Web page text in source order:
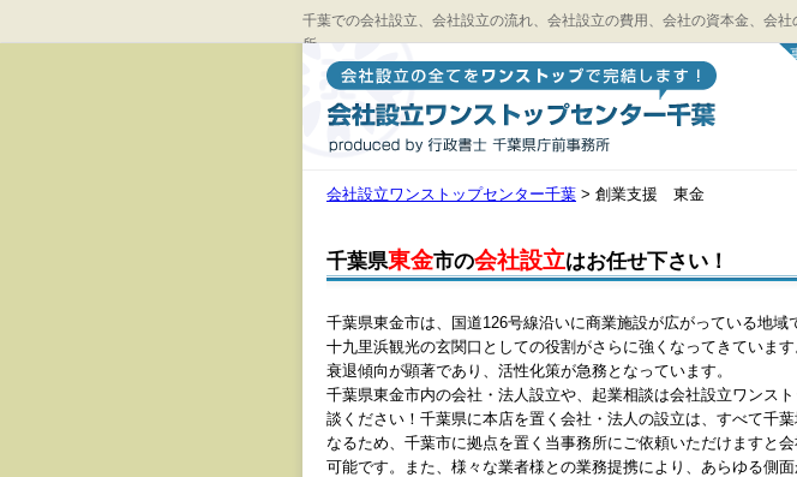
千葉での会社設立、会社設立の流れ、会社設立の費用、会社の資本金、会
所
会社設立ワンストップセンター千葉 > 創業支援 東金
千葉県東金市の会社設立はお任せ下さい！
千葉県東金市は、国道126号線沿いに商業施設が広がっている地域
十九里浜観光の玄関口としての役割がさらに強くなってきていま
衰退傾向が顕著であり、活性化策が急務となっています。
千葉県東金市内の会社・法人設立や、起業相談は会社設立ワンス
談ください！千葉県に本店を置く会社・法人の設立は、すべて千
なるため、千葉市に拠点を置く当事務所にご依頼いただけますと
可能です。また、様々な業者様との業務提携により、あらゆる側